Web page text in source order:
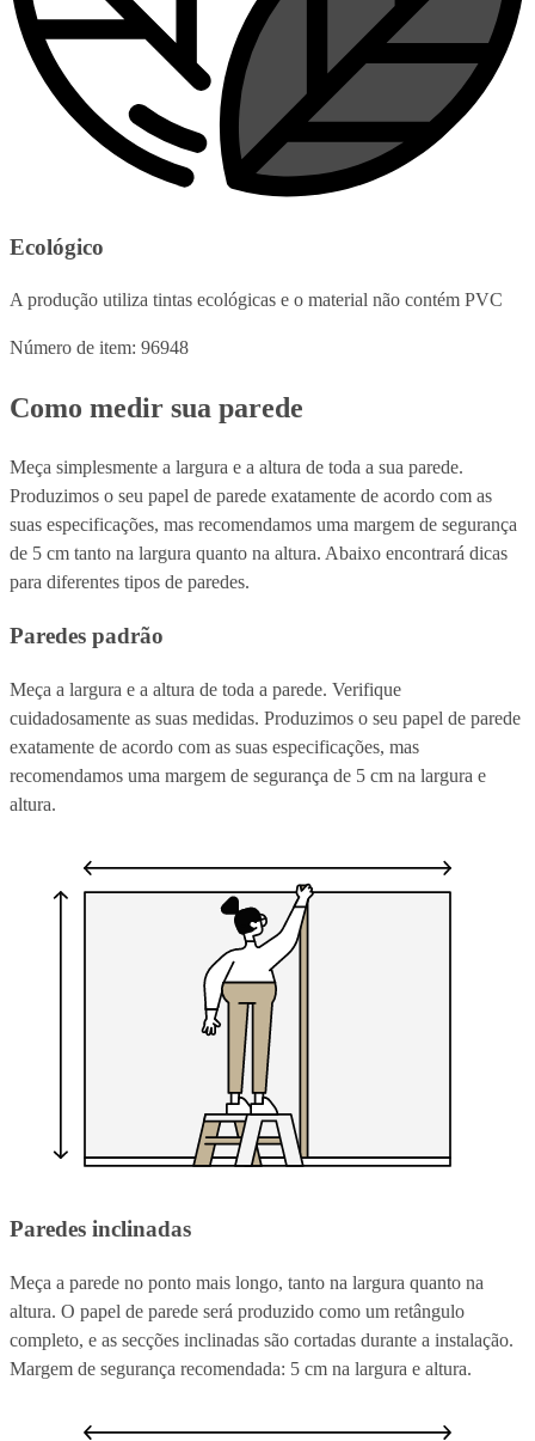
Ecológico
A produção utiliza tintas ecológicas e o material não contém PVC
Número de item: 96948
Como medir sua parede
Meça simplesmente a largura e a altura de toda a sua parede.
Produzimos o seu papel de parede exatamente de acordo com as
suas especificações, mas recomendamos uma margem de segurança
de 5 cm tanto na largura quanto na altura. Abaixo encontrará dicas
para diferentes tipos de paredes.
Paredes padrão
Meça a largura e a altura de toda a parede. Verifique
cuidadosamente as suas medidas. Produzimos o seu papel de parede
exatamente de acordo com as suas especificações, mas
recomendamos uma margem de segurança de 5 cm na largura e
altura.
Paredes inclinadas
Meça a parede no ponto mais longo, tanto na largura quanto na
altura. O papel de parede será produzido como um retângulo
completo, e as secções inclinadas são cortadas durante a instalação.
Margem de segurança recomendada: 5 cm na largura e altura.